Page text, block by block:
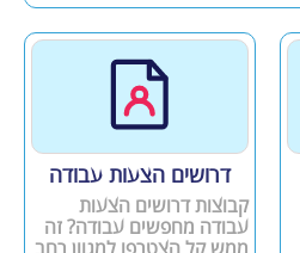
דרושים הצעות עבודה
קבוצות דרושים הצעות
עבודה מחפשים עבודה? זה